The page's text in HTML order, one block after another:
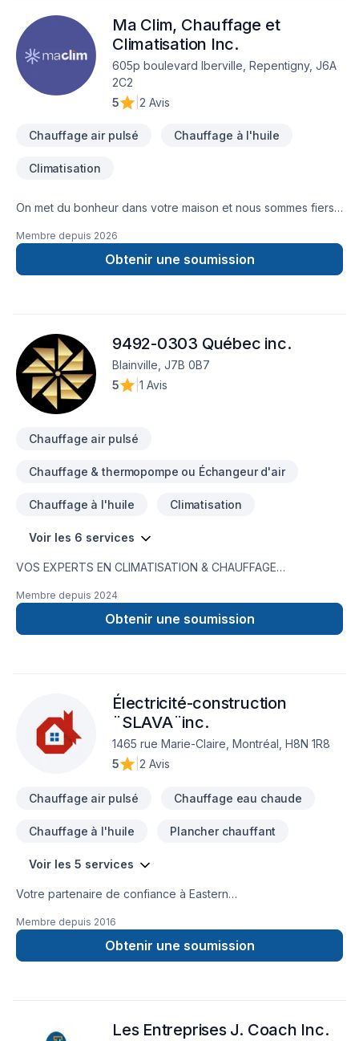
Ma Clim, Chauffage et
Climatisation Inc.
605p boulevard Iberville, Repentigny, J6A
2C2
5
2 Avis
Chauffage air pulsé Chauffage à l'huile
Climatisation
On met du bonheur dans votre maison et nous sommes fiers
chauffage et de la climatisation au Québec.
Membre depuis 2026
Obtenir une soumission
9492-0303 Québec inc.
Blainville, J7B 0B7
5
1 Avis
Chauffage air pulsé
Chauffage & thermopompe ou Échangeur d'air
Chauffage à l'huile Climatisation
Voir les 6 services
VOS EXPERTS EN CLIMATISATION & CHAUFFAGE
Membre depuis 2024
Obtenir une soumission
Électricité-construction
¨SLAVA¨inc.
1465 rue Marie-Claire, Montréal, H8N 1R8
5
2 Avis
Chauffage air pulsé Chauffage eau chaude
Chauffage à l'huile Plancher chauffant
Voir les 5 services
Votre partenaire de confiance à Eastern
Électricité-construction ¨SLAVA¨inc., spécialiste de
Chauffage, Chauffage à l'huile, Électricité, prêt à concrétiser
vos projets les plus ambitieux. Grâce à notre approche
maintenant. Notre engagement est simple : offrir un service
Membre depuis 2016
Obtenir une soumission
Les Entreprises J. Coach Inc.